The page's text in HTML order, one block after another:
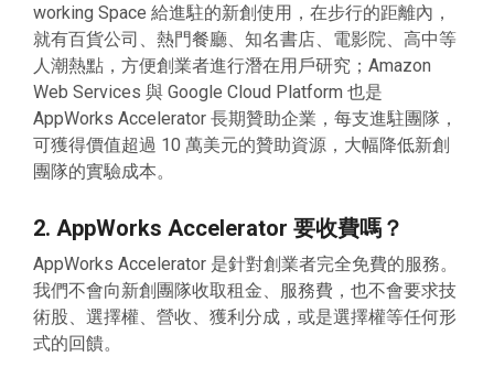
working Space 給進駐的新創使用，在步行的距離內，
就有百貨公司、熱門餐廳、知名書店、電影院、高中等
人潮熱點，方便創業者進行潛在用戶研究；Amazon
Web Services 與 Google Cloud Platform 也是
AppWorks Accelerator 長期贊助企業，每支進駐團隊，
可獲得價值超過 10 萬美元的贊助資源，大幅降低新創
團隊的實驗成本。
2. AppWorks Accelerator 要收費嗎？
AppWorks Accelerator 是針對創業者完全免費的服務。
我們不會向新創團隊收取租金、服務費，也不會要求技
術股、選擇權、營收、獲利分成，或是選擇權等任何形
式的回饋。